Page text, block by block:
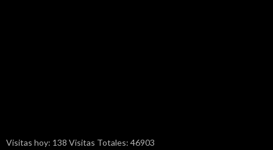
Visitas hoy: 138 Visitas Totales: 46903